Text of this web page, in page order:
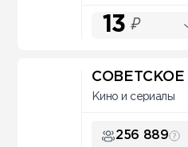
13 ₽
Кино и сериалы
256 889